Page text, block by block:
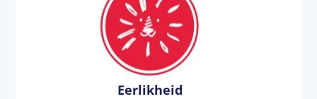
Eerlikheid